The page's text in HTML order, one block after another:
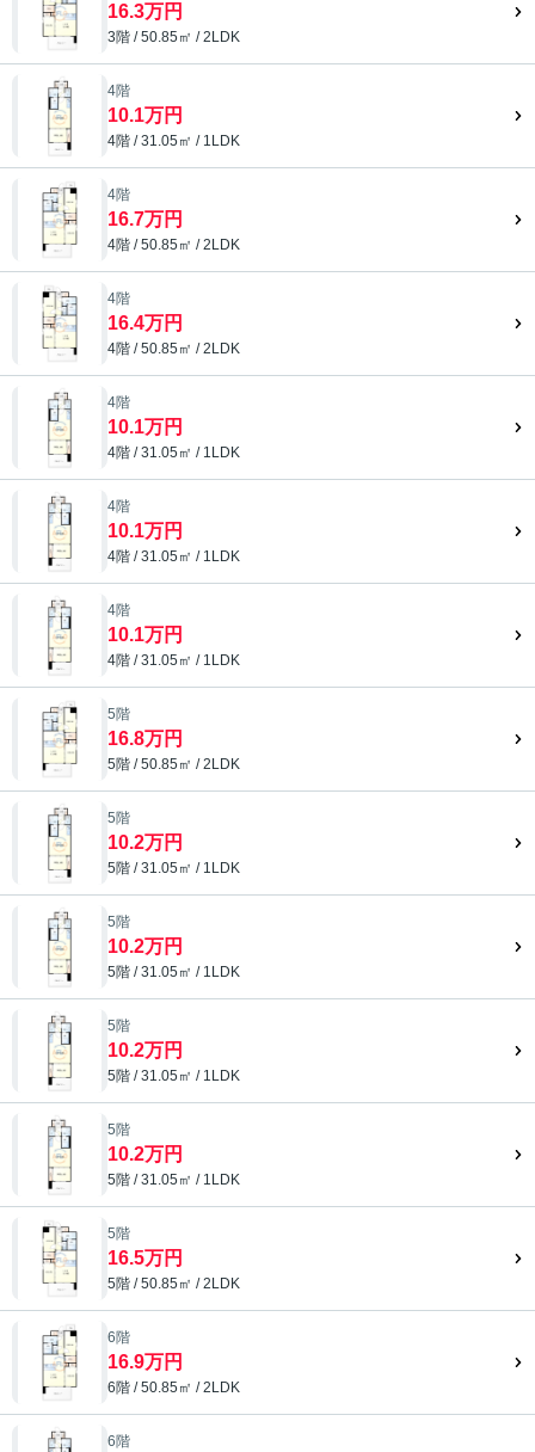
16.3万円
3階 / 50.85㎡ / 2LDK
4階
10.1万円
4階 / 31.05㎡ / 1LDK
4階
16.7万円
4階 / 50.85㎡ / 2LDK
4階
16.4万円
4階 / 50.85㎡ / 2LDK
4階
10.1万円
4階 / 31.05㎡ / 1LDK
4階
10.1万円
4階 / 31.05㎡ / 1LDK
4階
10.1万円
4階 / 31.05㎡ / 1LDK
5階
16.8万円
5階 / 50.85㎡ / 2LDK
5階
10.2万円
5階 / 31.05㎡ / 1LDK
5階
10.2万円
5階 / 31.05㎡ / 1LDK
5階
10.2万円
5階 / 31.05㎡ / 1LDK
5階
10.2万円
5階 / 31.05㎡ / 1LDK
5階
16.5万円
5階 / 50.85㎡ / 2LDK
6階
16.9万円
6階 / 50.85㎡ / 2LDK
6階